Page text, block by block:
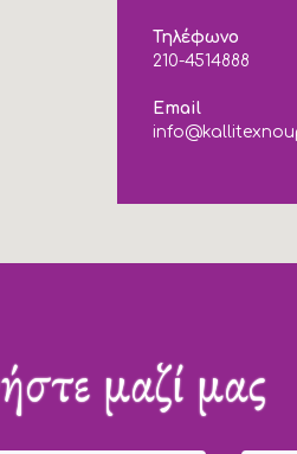
Τηλέφωνο
210-4514888
Email
μαζί μας